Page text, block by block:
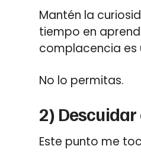
Mantén la
tiempo en
complacencia es
No lo permitas.
2)
Este punto me